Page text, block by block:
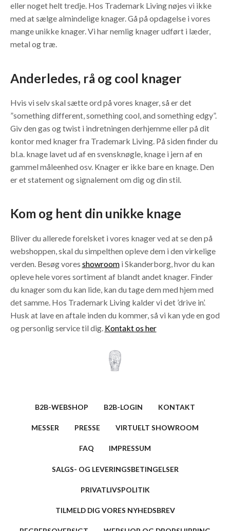
eller noget helt tredje. Hos Trademark Living nøjes vi ikke
med at sælge almindelige knager. Gå på opdagelse i vores
mange unikke knager. Vi har nemlig knager udført i læder,
metal og træ.
Anderledes, rå og cool knager
Hvis vi selv skal sætte ord på vores knager, så er det
”something different, something cool, and something edgy”.
Giv den gas og twist i indretningen derhjemme eller på dit
kontor med knager fra Trademark Living. På siden finder du
bl.a. knage lavet ud af en svensknøgle, knage i jern af en
gammel måleenhed osv. Knager er ikke bare en knage. Den
er et statement og signalement om dig og din stil.
Kom og hent din unikke knage
Bliver du allerede forelsket i vores knager ved at se den på
webshoppen, skal du simpelthen opleve dem i den virkelige
verden. Besøg vores showroomi Skanderborg, hvor du kan
opleve hele vores sortiment af blandt andet knager. Finder
du knager som du kan lide, kan du tage dem med hjem med
det samme. Hos Trademark Living kalder vi det ’drive in’.
Husk at lave en aftale inden du kommer, så vi kan yde en god
og personlig service til dig. Kontakt os her
B2B-WEBSHOP B2B-LOGIN KONTAKT
MESSER PRESSE VIRTUELT SHOWROOM
FAQ IMPRESSUM
SALGS- OG LEVERINGSBETINGELSER
PRIVATLIVSPOLITIK
TILMELD DIG VORES NYHEDSBREV